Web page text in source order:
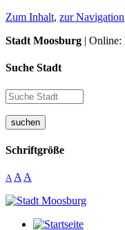
Zum Inhalt, zur Navigation
Stadt Moosburg | Online:
Suche Stadt
suchen
Schriftgröße
A A A